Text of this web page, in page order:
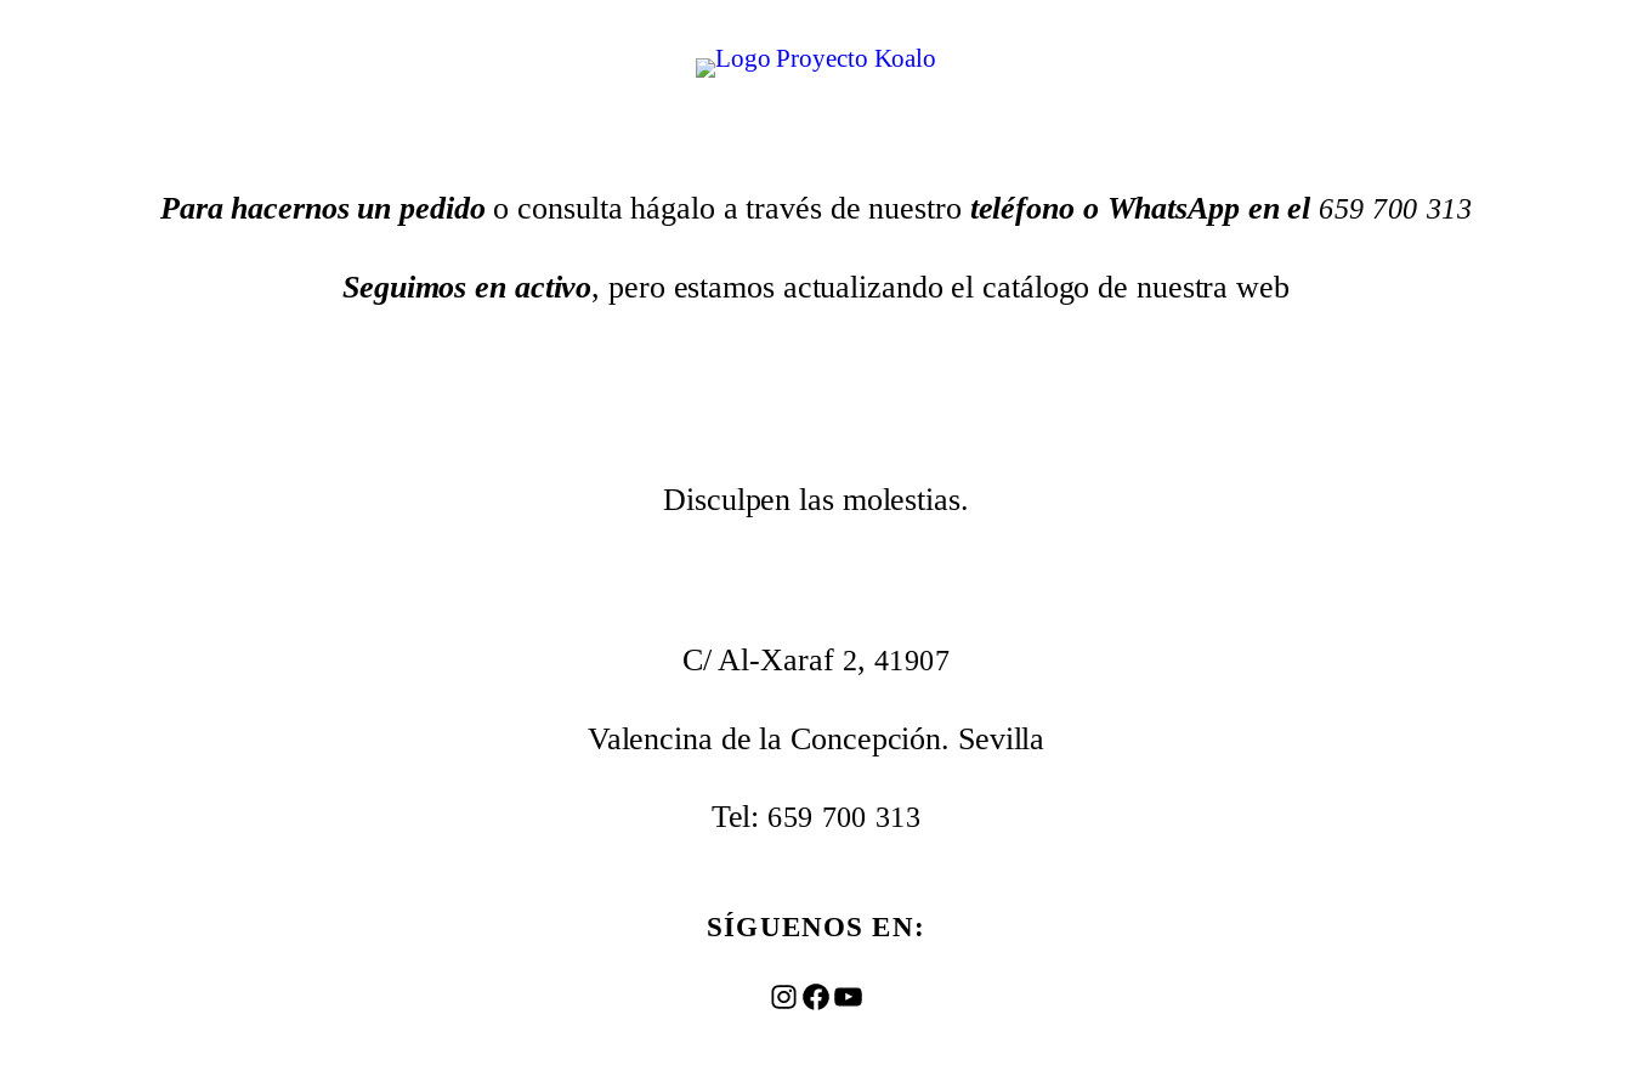
Para hacernos un pedido o consulta hágalo a través de nuestro teléfono o WhatsApp en el 659 700 313
Seguimos en activo, pero estamos actualizando el catálogo de nuestra web
Disculpen las molestias.
C/ Al-Xaraf 2, 41907
Valencina de la Concepción. Sevilla
Tel: 659 700 313
SÍGUENOS EN:
Instagram
Facebook
YouTube